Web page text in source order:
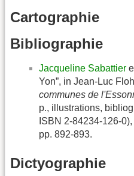
Cartographie
Bibliographie
Jacqueline Sabattier
Yon”, in Jean-Luc
communes de
p., illustrations,
ISBN 2-84234-126-
pp. 892-893.
Dictyographie